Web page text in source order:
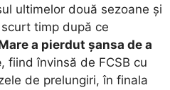
ultimelor două sezoane și
timp după ce
a pierdut șansa de a
, fiind învinsă de FCSB cu
de prelungiri, în finala